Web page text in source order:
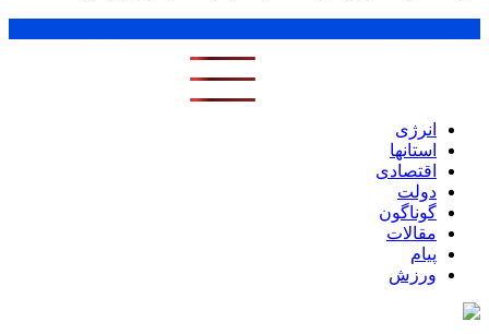
انرژی
استانها
اقتصادی
دولت
گوناگون
مقالات
پیام
ورزش